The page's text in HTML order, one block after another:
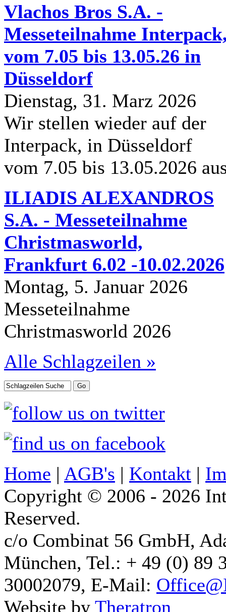
Vlachos Bros S.A. -
Messeteilnahme
vom 7.05 bis 13.05.26 in
Düsseldorf
Dienstag, 31. Marz 2026
Wir stellen wieder auf der
Interpack, in Düsseldorf
vom 7.05 bis 13.05.2026
ILIADIS ALEXANDROS
S.A. - Messeteilnahme
Christmasworld,
Frankfurt 6.02 -10.02.2026
Montag, 5. Januar 2026
Messeteilnahme
Christmasworld 2026
Alle Schlagzeilen »
Home | AGB's | Kontakt |
Copyright © 2006 - 2026
Reserved.
c/o Combinat 56 GmbH,
München, Tel.: + 49 (0) 89
30002079, E-Mail:
Website by Theratron